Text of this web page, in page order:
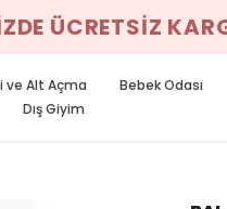
ÜCRETSİZ
ve Alt Açma Bebek Odası
Dış Giyim